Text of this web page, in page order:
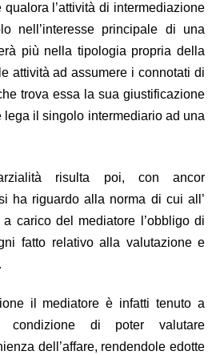
l’attività di intermediazione
nell’interesse principale di una
più nella tipologia propria della
attività ad assumere i connotati di
trova essa la sua giustificazione
il singolo intermediario ad una
risulta poi, con ancor
ha riguardo alla norma di cui all’
carico del mediatore l’obbligo di
fatto relativo alla valutazione e
il mediatore è infatti tenuto a
di poter valutare
dell’affare, rendendole edotte